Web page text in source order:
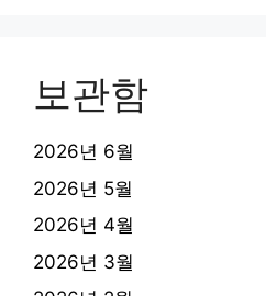
보관함
2026년 6월
2026년 5월
2026년 4월
2026년 3월